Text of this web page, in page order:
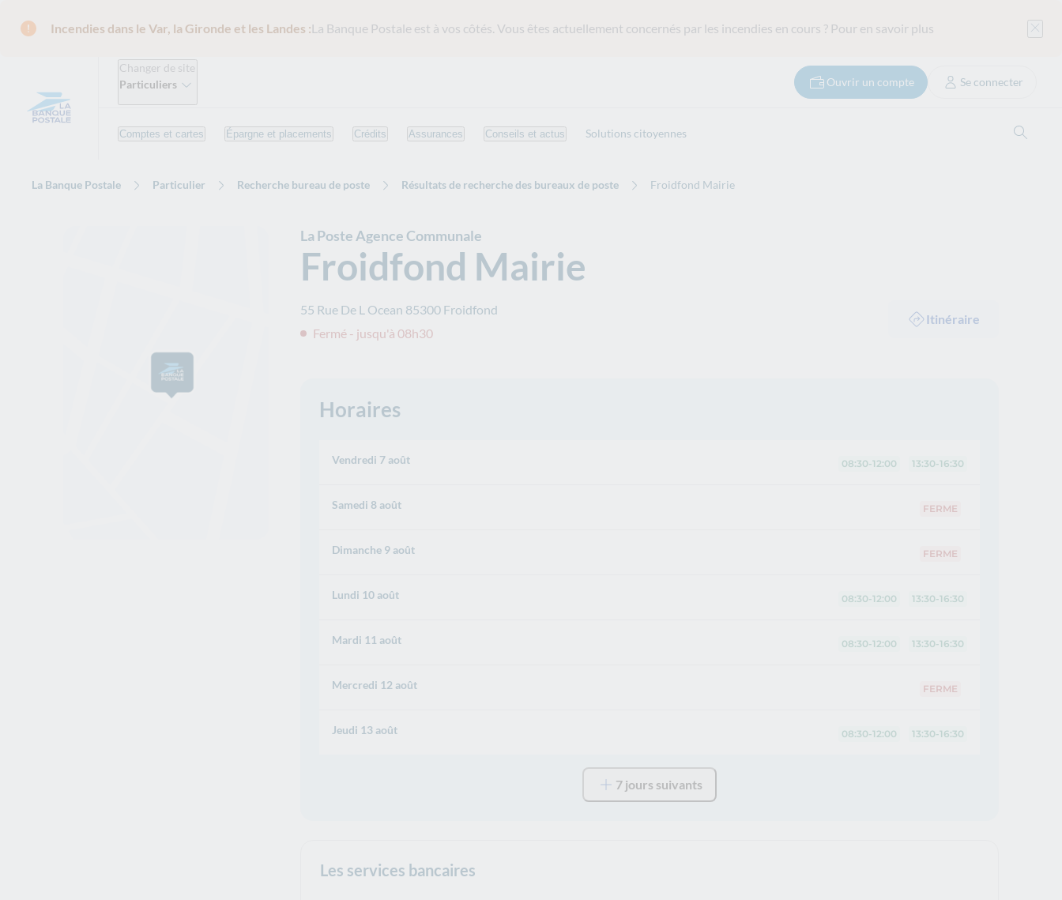
Incendies dans le Var, la Gironde et les Landes :La Banque Postale est à vos côtés. Vous êtes actuellement concernés par les incendies en cours ? Pour en savoir plus
Changer de site
Particuliers
Ouvrir un compte Se connecter
Comptes et cartes Épargne et placements Crédits Assurances Conseils et actus Solutions citoyennes
La Banque Postale Particulier Recherche bureau de poste Résultats de recherche des bureaux de poste Froidfond Mairie
La Poste Agence Communale
Froidfond Mairie
55 Rue De L Ocean 85300 Froidfond
Fermé - jusqu'à 08h30
Itinéraire
Horaires
Vendredi 7 août 08:30-12:00 13:30-16:30
Samedi 8 août FERME
Dimanche 9 août FERME
Lundi 10 août 08:30-12:00 13:30-16:30
Mardi 11 août 08:30-12:00 13:30-16:30
Mercredi 12 août FERME
Jeudi 13 août 08:30-12:00 13:30-16:30
7 jours suivants
Les services bancaires